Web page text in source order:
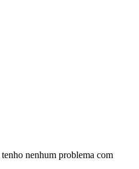
nenhum problema com